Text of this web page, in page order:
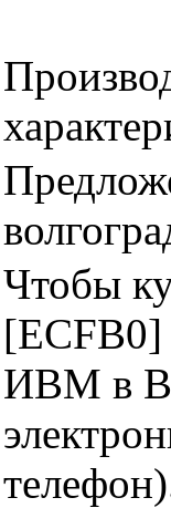
Чтобы
ИВМ в